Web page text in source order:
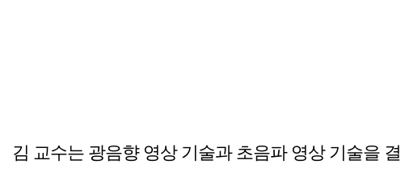
김 교수는 광음향 영상 기술과 초음파 영상 기술을